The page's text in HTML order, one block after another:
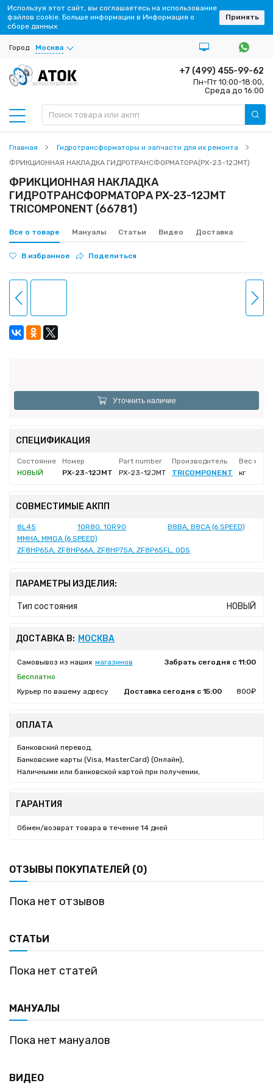
Город Москва
ЗАПЧАСТИ ДЛЯ АКПП
+7 (499) 455-99-62
Пн-Пт 10:00-18:00,
Среда до 16:00
Главная
Гидротрансформаторы и запчасти для их ремонта
ФРИКЦИОННАЯ НАКЛАДКА ГИДРОТРАНСФОРМАТОРА(PX-23-12JMT)
ФРИКЦИОННАЯ НАКЛАДКА
ГИДРОТРАНСФОРМАТОРА PX-23-12JMT
TRICOMPONENT (66781)
Все о товаре Мануалы Статьи Видео Доставка
В избранное Поделиться
Уточнить наличие
СПЕЦИФИКАЦИЯ
Состояние Номер Part number Производитель
Вес
НОВЫЙ
PX-23-12JMT PX-23-12JMT TRICOMPONENT кг
СОВМЕСТИМЫЕ АКПП
8L45 10R80, 10R90
B8BA, B8CA (6 SPEED)
MMHA, MMGA (6 SPEED)
ZF8HP65A, ZF8HP66A, ZF8HP75A, ZF8P65FL, 0D5
ПАРАМЕТРЫ ИЗДЕЛИЯ:
Тип состояния НОВЫЙ
ДОСТАВКА В: МОСКВА
Самовывоз из наших магазинов
Забрать сегодня с 11:00
Бесплатно
Курьер по вашему адресу
Доставка сегодня с 15:00 800₽
ОПЛАТА
Банковский перевод,
Банковские карты (Visa, MasterCard) (Онлайн),
Наличными или банковской картой при получении,
ГАРАНТИЯ
Обмен/возврат товара в течение 14 дней
ОТЗЫВЫ ПОКУПАТЕЛЕЙ (0)
Пока нет отзывов
СТАТЬИ
Пока нет статей
МАНУАЛЫ
Пока нет мануалов
ВИДЕО
Используя этот сайт, вы соглашаетесь на использование
файлов cookie. Больше информации в Информация о
сборе данных
Принять